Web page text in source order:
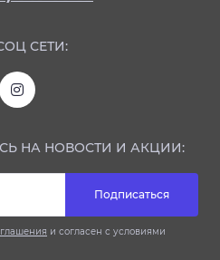
СЕТИ:
НА НОВОСТИ И АКЦИИ:
Подписаться
и согласен с условиями